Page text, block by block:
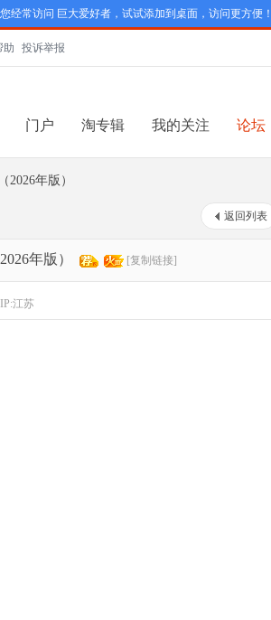
您经常访问 巨大爱好者，试试添加到桌面，访问更方便！
助 投诉举报
门户 淘专辑 我的关注 论坛
年版）
返回列表
年版） [复制链接]
IP:江苏